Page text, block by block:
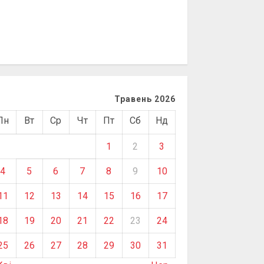
Травень 2026
Вт Ср Чт Пт Сб Нд
1 2 3
4 5 6 7 8 9 10
12 13 14 15 16 17
19 20 21 22 23 24
26 27 28 29 30
31